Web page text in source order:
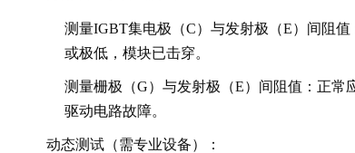
测量IGBT集电极（C）与发射极（E）间阻
或极低，模块已击穿。
测量栅极（G）与发射极（E）间阻值：正
驱动电路故障。
动态测试（需专业设备）
：